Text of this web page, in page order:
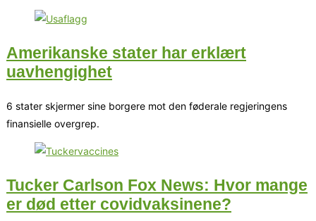
Amerikanske stater har erklært
uavhengighet
6 stater skjermer sine borgere mot den føderale regjeringens
finansielle overgrep.
Tucker Carlson Fox News: Hvor mange
er død etter covidvaksinene?